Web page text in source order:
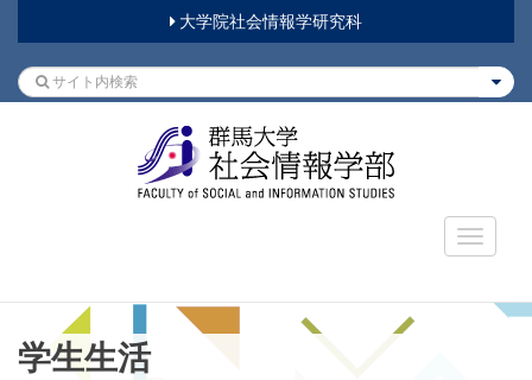
大学院社会情報学研究科
学生生活